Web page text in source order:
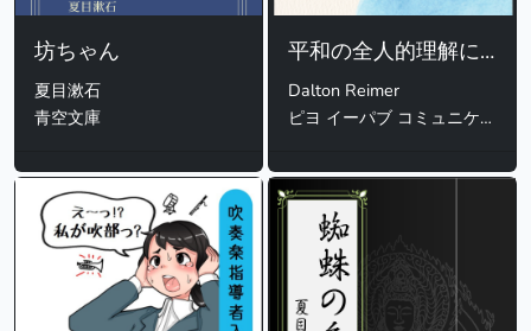
坊ちゃん
夏目漱石
青空文庫
平和の全人的理解に向けて
Dalton Reimer
ピヨ イーパブ コミュニケーションズ